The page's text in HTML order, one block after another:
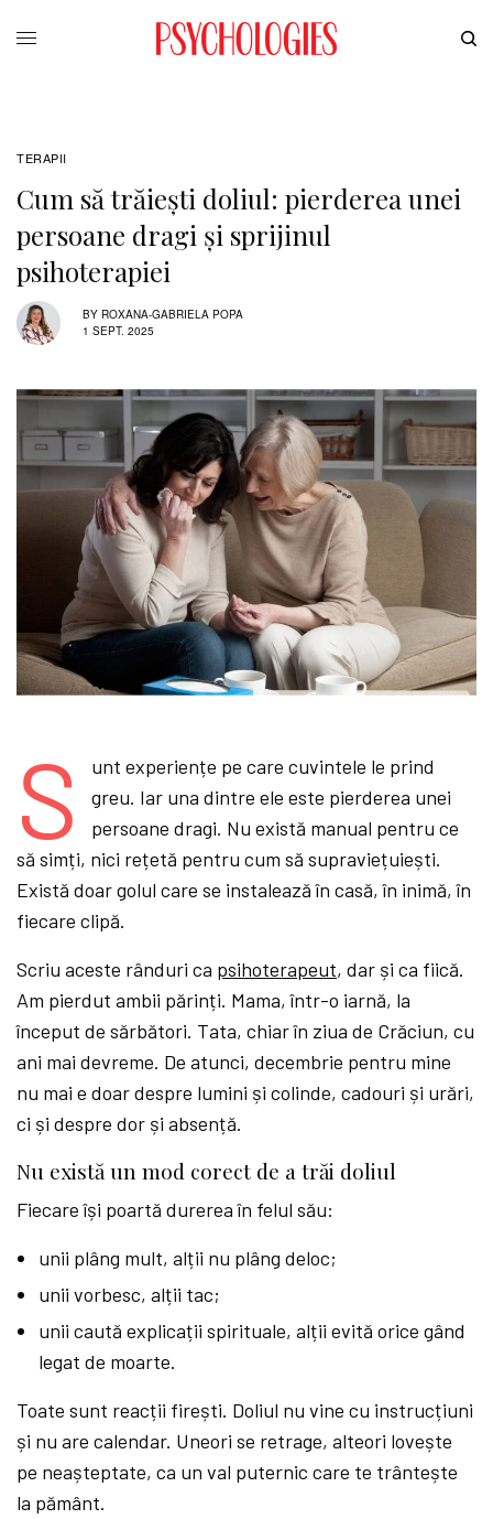
TERAPII
Cum să trăiești doliul: pierderea unei
persoane dragi și sprijinul
psihoterapiei
BY ROXANA-GABRIELA POPA
1 SEPT. 2025
S
unt experiențe pe care cuvintele le prind
greu. Iar una dintre ele este pierderea unei
persoane dragi. Nu există manual pentru ce
să simți, nici rețetă pentru cum să supraviețuiești.
Există doar golul care se instalează în casă, în inimă, în
fiecare clipă.
Scriu aceste rânduri ca psihoterapeut, dar și ca fiică.
Am pierdut ambii părinți. Mama, într-o iarnă, la
început de sărbători. Tata, chiar în ziua de Crăciun, cu
ani mai devreme. De atunci, decembrie pentru mine
nu mai e doar despre lumini și colinde, cadouri și urări,
ci și despre dor și absență.
Nu există un mod corect de a trăi doliul
Fiecare își poartă durerea în felul său:
unii plâng mult, alții nu plâng deloc;
unii vorbesc, alții tac;
unii caută explicații spirituale, alții evită orice gând
legat de moarte.
Toate sunt reacții firești. Doliul nu vine cu instrucțiuni
și nu are calendar. Uneori se retrage, alteori lovește
pe neașteptate, ca un val puternic care te trântește
la pământ.